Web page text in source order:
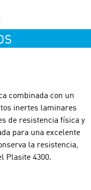
combinada con un
inertes laminares
de resistencia física y
para una excelente
la resistencia,
Plasite 4300.